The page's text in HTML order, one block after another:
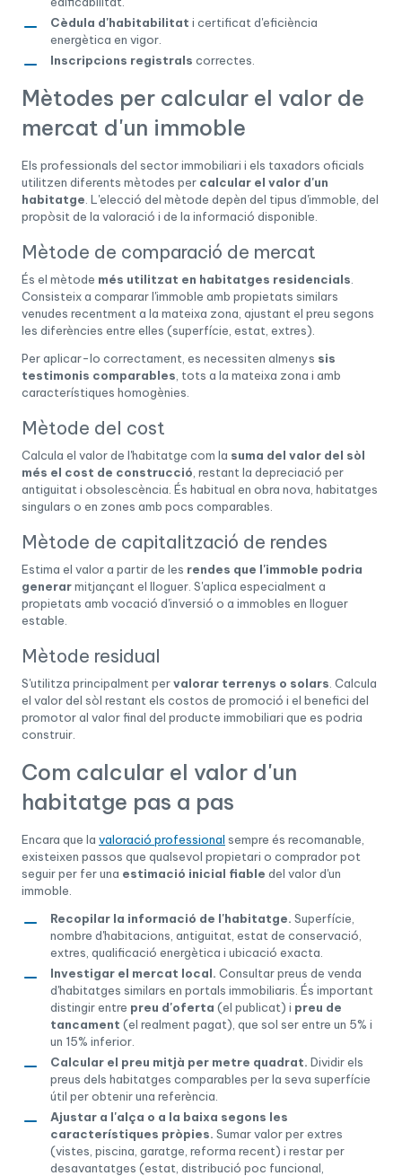
Cèdula d'habitabilitat i certificat d'eficiència
energètica en vigor.
Inscripcions registrals correctes.
Mètodes per calcular el valor de
mercat d'un immoble
Els professionals del sector immobiliari i els taxadors oficials
utilitzen diferents mètodes per calcular el valor d'un
habitatge . L'elecció del mètode depèn del tipus d'immoble, del
propòsit de la valoració i de la informació disponible.
Mètode de comparació de mercat
És el mètode més utilitzat en habitatges residencials
Consisteix a comparar l'immoble amb propietats similars
venudes recentment a la mateixa zona, ajustant el preu segons
les diferències entre elles (superfície, estat, extres).
Per aplicar-lo correctament, es necessiten almenys sis
testimonis comparables , tots a la mateixa zona i amb
característiques homogènies.
Mètode del cost
Calcula el valor de l'habitatge com la suma del valor del sòl
més el cost de construcció , restant la depreciació per
antiguitat i obsolescència. És habitual en obra nova, habitatges
singulars o en zones amb pocs comparables.
Mètode de capitalització de rendes
Estima el valor a partir de les rendes que l'immoble podria
generarmitjançant el lloguer. S'aplica especialment a
propietats amb vocació d'inversió o a immobles en lloguer
estable.
Mètode residual
S'utilitza principalment pervalorar terrenys o solars . Calcula
el valor del sòl restant els costos de promoció i el benefici del
promotor al valor final del producte immobiliari que es podria
construir.
Com calcular el valor d'un
habitatge pas a pas
Encara que la valoració professional sempre és recomanable,
existeixen passos que qualsevol propietari o comprador pot
seguir per fer una estimació inicial fiable del valor d'un
immoble.
Recopilar la informació de l'habitatge. Superfície,
nombre d'habitacions, antiguitat, estat de conservació,
extres, qualificació energètica i ubicació exacta.
Investigar el mercat local. Consultar preus de venda
d'habitatges similars en portals immobiliaris. És important
distingir entre preu d'oferta (el publicat) i preu de
tancament (el realment pagat), que sol ser entre un 5% i
un 15% inferior.
Calcular el preu mitjà per metre quadrat. Dividir els
preus dels habitatges comparables per la seva superfície
útil per obtenir una referència.
Ajustar a l'alça o a la baixa segons les
característiques pròpies. Sumar valor per extres
(vistes, piscina, garatge, reforma recent) i restar per
desavantatges (estat, distribució poc funcional,